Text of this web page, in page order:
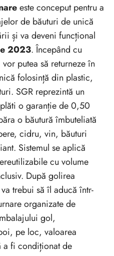
este conceput pentru a
de băuturi de unică
și va deveni funcțional
2023. Începând cu
putea să returneze în
folosință din plastic,
SGR reprezintă un
o garanție de 0,50
o băutură îmbuteliată
cidru, vin, băuturi
Sistemul se aplică
cu volume
După golirea
trebui să îl aducă într-
organizate de
gol,
pe loc, valoarea
fi condiționat de